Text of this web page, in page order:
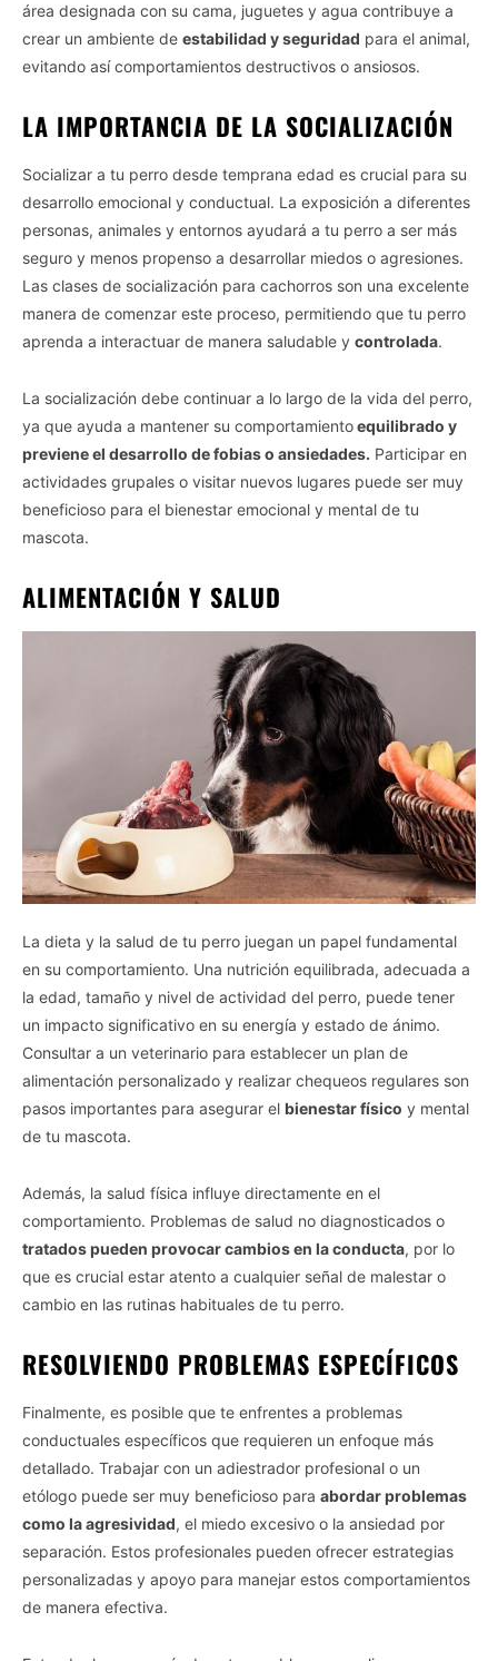
área designada con su cama, juguetes y agua contribuye a
crear un ambiente de estabilidad y seguridad para el animal,
evitando así comportamientos destructivos o ansiosos.
LA IMPORTANCIA DE LA SOCIALIZACIÓN
Socializar a tu perro desde temprana edad es crucial para su
desarrollo emocional y conductual. La exposición a diferentes
personas, animales y entornos ayudará a tu perro a ser más
seguro y menos propenso a desarrollar miedos o agresiones.
Las clases de socialización para cachorros son una excelente
manera de comenzar este proceso, permitiendo que tu perro
aprenda a interactuar de manera saludable y controlada.
La socialización debe continuar a lo largo de la vida del perro,
ya que ayuda a mantener su comportamientoequilibrado y
previene el desarrollo de fobias o ansiedades. Participar en
actividades grupales o visitar nuevos lugares puede ser muy
beneficioso para el bienestar emocional y mental de tu
mascota.
ALIMENTACIÓN Y SALUD
La dieta y la salud de tu perro juegan un papel fundamental
en su comportamiento. Una nutrición equilibrada, adecuada a
la edad, tamaño y nivel de actividad del perro, puede tener
un impacto significativo en su energía y estado de ánimo.
Consultar a un veterinario para establecer un plan de
alimentación personalizado y realizar chequeos regulares son
pasos importantes para asegurar el bienestar físico y mental
de tu mascota.
Además, la salud física influye directamente en el
comportamiento. Problemas de salud no diagnosticados o
tratados pueden provocar cambios en la conducta, por lo
que es crucial estar atento a cualquier señal de malestar o
cambio en las rutinas habituales de tu perro.
RESOLVIENDO PROBLEMAS ESPECÍFICOS
Finalmente, es posible que te enfrentes a problemas
conductuales específicos que requieren un enfoque más
detallado. Trabajar con un adiestrador profesional o un
etólogo puede ser muy beneficioso para abordar problemas
como la agresividad, el miedo excesivo o la ansiedad por
separación. Estos profesionales pueden ofrecer estrategias
personalizadas y apoyo para manejar estos comportamientos
de manera efectiva.